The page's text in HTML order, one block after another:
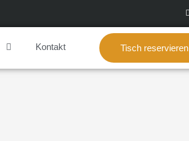
Kontakt Tisch reservieren